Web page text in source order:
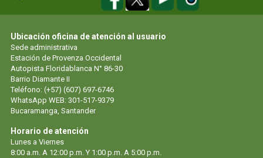
Ubicación oficina de atención al usuario
Sede administrativa
Estación de Provenza Occidental
Autopista Floridablanca N° 86-30
Barrio Diamante II
Teléfono: (+57) (607) 697-6746
WhatsApp WEB: 301-517-9379
Bucaramanga, Santander
Horario de atención
Lunes a Viernes
8:00 a.m. A 12:00 p.m. Y 1:00 p.m. A 5:00 p.m.